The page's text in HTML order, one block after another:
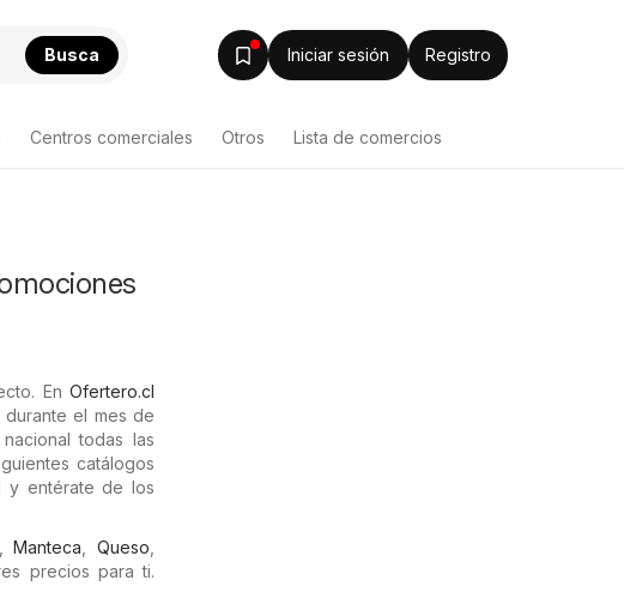
Busca Iniciar sesión Registro
Centros comerciales Otros Lista de comercios
En Ofertero.cl
el mes de
todas las
catálogos
y entérate de los
,Manteca ,Queso
precios para ti.